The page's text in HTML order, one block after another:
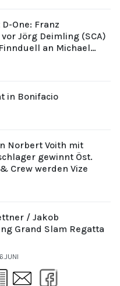
One: Franz
Jörg Deimling (SCA)
an Michael
in Bonifacio
Norbert Voith mit
gewinnt Öst.
Crew werden Vize
/ Jakob
Grand Slam Regatta